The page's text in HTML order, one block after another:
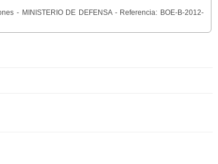
- MINISTERIO DE DEFENSA - Referencia: BOE-B-2012-